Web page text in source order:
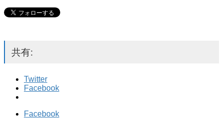
共有:
Twitter
Facebook
Facebook